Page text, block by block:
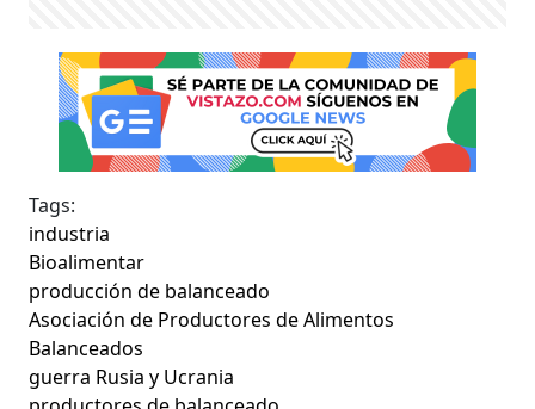
Tags:
industria
Bioalimentar
producción de balanceado
Asociación de Productores de Alimentos
Balanceados
guerra Rusia y Ucrania